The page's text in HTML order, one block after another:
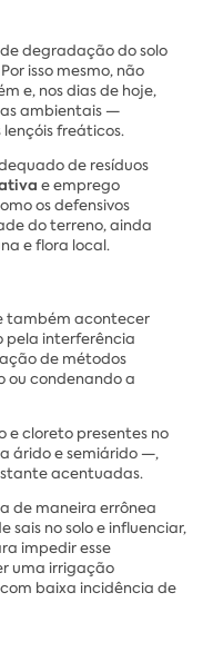
degradação do solo
isso mesmo, não
e, nos dias de hoje,
ambientais —
freáticos.
de resíduos
e emprego
os defensivos
do terreno, ainda
e flora local.
também acontecer
pela interferência
de métodos
ou condenando a
e cloreto presentes no
árido e semiárido —,
acentuadas.
de maneira errônea
no solo e influenciar,
impedir esse
uma irrigação
baixa incidência de